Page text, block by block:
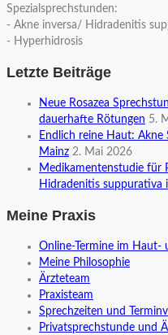
Spezialsprechstunden:
- Akne inversa/ Hidradenitis
- Hyperhidrosis
Letzte Beiträge
Neue Rosazea
dauerhafte Rötungen 5.
Endlich reine Haut: Akne
Mainz 2. Mai 2026
Medikamentenstudie für
Hidradenitis suppurativa
Meine Praxis
Online-Termine im Haut-
Meine Philosophie
Ärzteteam
Praxisteam
Sprechzeiten und
Privatsprechstunde und